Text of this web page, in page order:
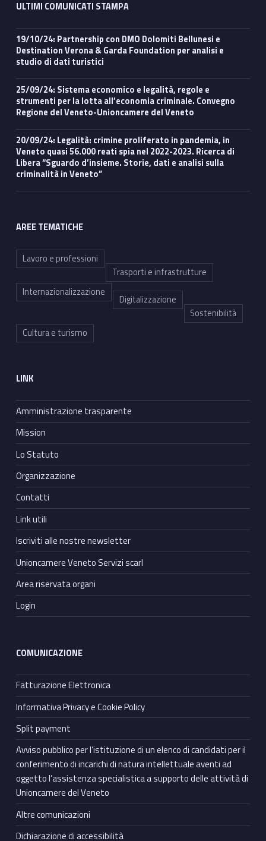
ULTIMI COMUNICATI STAMPA
19/10/24: Partnership con DMO Dolomiti Bellunesi e
Destination Verona & Garda Foundation per analisi e
studio di dati turistici
25/09/24: Sistema economico e legalità, regole e
strumenti per la lotta all’economia criminale. Convegno
Regione del Veneto-Unioncamere del Veneto
20/09/24: Legalità: crimine proliferato in pandemia, in
Veneto quasi 56.000 reati spia nel 2022-2023. Ricerca di
Libera “Sguardo d’insieme. Storie, dati e analisi sulla
criminalità in Veneto”
AREE TEMATICHE
Lavoro e professioni
Trasporti e infrastrutture
Internazionalizzazione
Digitalizzazione
Sostenibilità
Cultura e turismo
LINK
Amministrazione trasparente
Mission
Lo Statuto
Organizzazione
Contatti
Link utili
Iscriviti alle nostre newsletter
Unioncamere Veneto Servizi scarl
Area riservata organi
Login
COMUNICAZIONE
Fatturazione Elettronica
Informativa Privacy e Cookie Policy
Split payment
Avviso pubblico per l’istituzione di un elenco di candidati per il
conferimento di incarichi di natura intellettuale aventi ad
oggetto l’assistenza specialistica a supporto delle attività di
Unioncamere del Veneto
Altre comunicazioni
Dichiarazione di accessibilità